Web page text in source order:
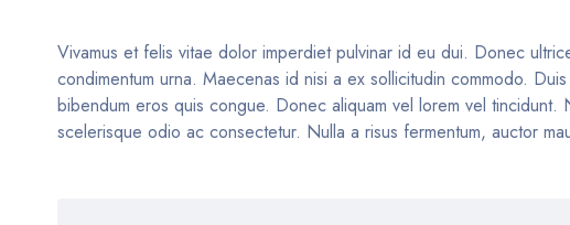
Vivamus et felis vitae dolor imperdiet pulvinar id eu dui. Donec
condimentum urna. Maecenas id nisi a ex sollicitudin commodo.
bibendum eros quis congue. Donec aliquam vel lorem vel
scelerisque odio ac consectetur. Nulla a risus fermentum, auctor